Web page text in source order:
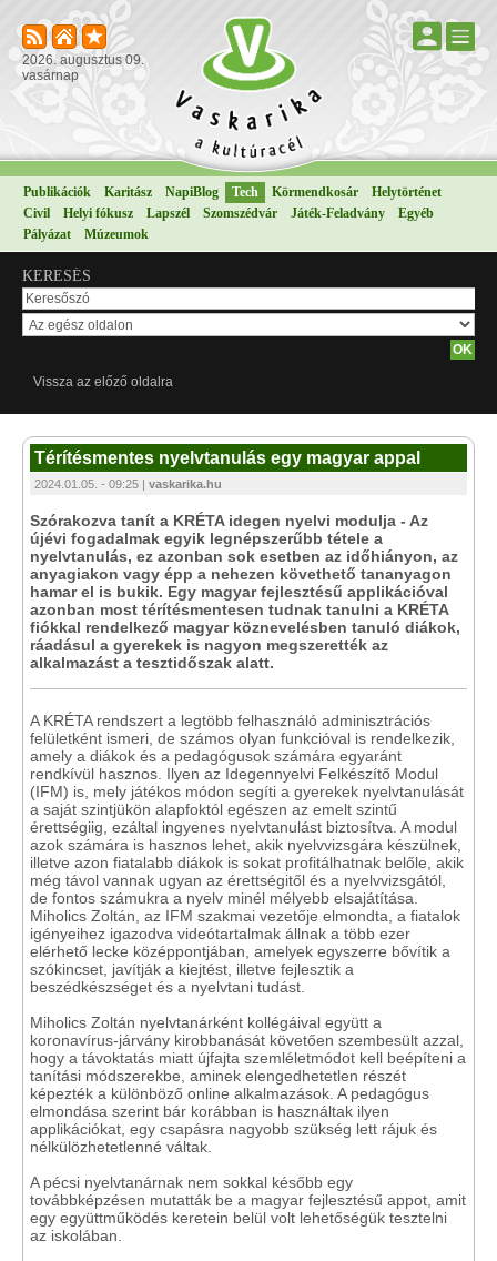
2026. augusztus 09.
vasárnap
Publikációk Karitász NapiBlog Tech Körmendkosár
Helytörténet
Civil
Helyi fókusz Lapszél Szomszédvár Játék-Feladvány
Egyéb
Pályázat
Múzeumok
KERESÉS
Vissza az előző oldalra
Térítésmentes nyelvtanulás egy magyar appal
2024.01.05. - 09:25 | vaskarika.hu
Szórakozva tanít a KRÉTA idegen nyelvi modulja - Az
újévi fogadalmak egyik legnépszerűbb tétele a
nyelvtanulás, ez azonban sok esetben az időhiányon, az
anyagiakon vagy épp a nehezen követhető tananyagon
hamar el is bukik. Egy magyar fejlesztésű applikációval
azonban most térítésmentesen tudnak tanulni a KRÉTA
fiókkal rendelkező magyar köznevelésben tanuló diákok,
ráadásul a gyerekek is nagyon megszerették az
alkalmazást a tesztidőszak alatt.
A KRÉTA rendszert a legtöbb felhasználó adminisztrációs
felületként ismeri, de számos olyan funkcióval is rendelkezik,
amely a diákok és a pedagógusok számára egyaránt
rendkívül hasznos. Ilyen az Idegennyelvi Felkészítő Modul
(IFM) is, mely játékos módon segíti a gyerekek nyelvtanulását
a saját szintjükön alapfoktól egészen az emelt szintű
érettségiig, ezáltal ingyenes nyelvtanulást biztosítva. A modul
azok számára is hasznos lehet, akik nyelvvizsgára készülnek,
illetve azon fiatalabb diákok is sokat profitálhatnak belőle, akik
még távol vannak ugyan az érettségitől és a nyelvvizsgától,
de fontos számukra a nyelv minél mélyebb elsajátítása.
Miholics Zoltán, az IFM szakmai vezetője elmondta, a fiatalok
igényeihez igazodva videótartalmak állnak a több ezer
elérhető lecke középpontjában, amelyek egyszerre bővítik a
szókincset, javítják a kiejtést, illetve fejlesztik a
beszédkészséget és a nyelvtani tudást.
Miholics Zoltán nyelvtanárként kollégáival együtt a
koronavírus-járvány kirobbanását követően szembesült azzal,
hogy a távoktatás miatt újfajta szemléletmódot kell beépíteni a
tanítási módszerekbe, aminek elengedhetetlen részét
képezték a különböző online alkalmazások. A pedagógus
elmondása szerint bár korábban is használtak ilyen
applikációkat, egy csapásra nagyobb szükség lett rájuk és
nélkülözhetetlenné váltak.
A pécsi nyelvtanárnak nem sokkal később egy
továbbképzésen mutatták be a magyar fejlesztésű appot, amit
egy együttműködés keretein belül volt lehetőségük tesztelni
az iskolában.